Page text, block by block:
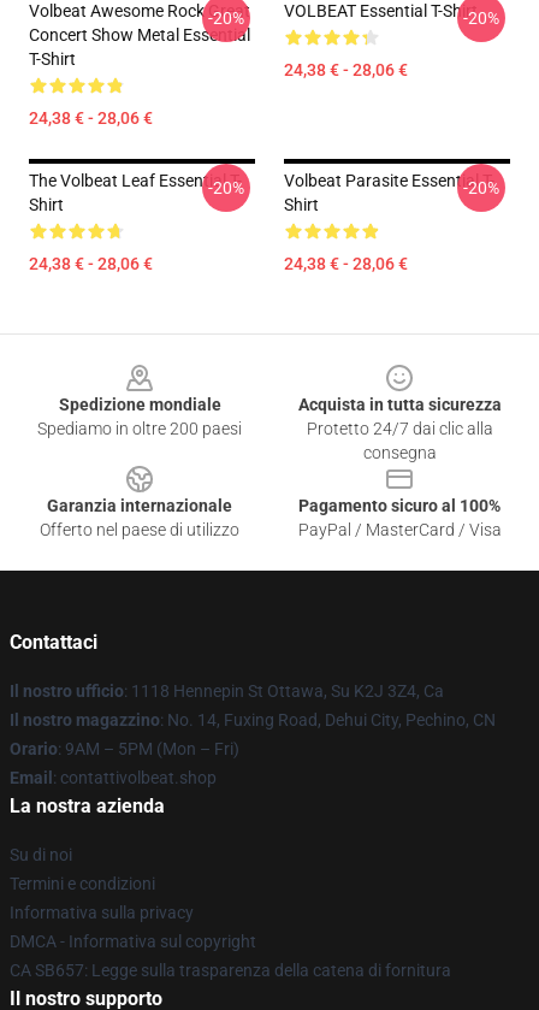
Volbeat Awesome Rock Great
Concert Show Metal Essential
T-Shirt
24,38 € - 28,06 €
-20% VOLBEAT Essential T-Shirt
24,38 € - 28,06 €
-20%
The Volbeat Leaf Essential T-
Shirt
24,38 € - 28,06 €
-20%
Volbeat Parasite Essential T-
Shirt
24,38 € - 28,06 €
-20%
Spedizione mondiale
Spediamo in oltre 200 paesi
Acquista in tutta sicurezza
Protetto 24/7 dai clic alla
consegna
Garanzia internazionale
Offerto nel paese di utilizzo
Pagamento sicuro al 100%
PayPal / MasterCard / Visa
Contattaci
Il nostro ufficio: 1118 Hennepin St Ottawa, Su K2J 3Z4, Ca
Il nostro magazzino: No. 14, Fuxing Road, Dehui City, Pechino, CN
Orario: 9AM – 5PM (Mon – Fri)
Email : contattivolbeat.shop
La nostra azienda
Su di noi
Termini e condizioni
Informativa sulla privacy
DMCA - Informativa sul copyright
CA SB657: Legge sulla trasparenza della catena di fornitura
Il nostro supporto